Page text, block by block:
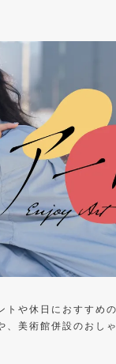
トや休日におすすめ
、美術館併設のおし